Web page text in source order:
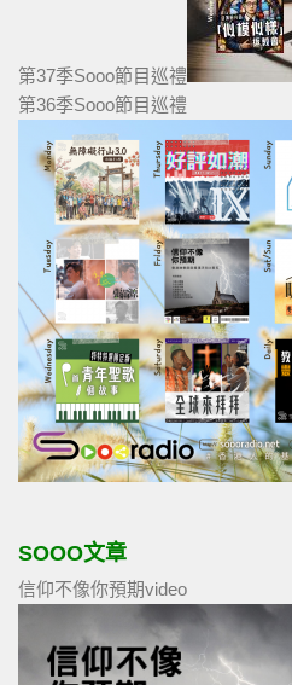
第37季Sooo節目巡禮
第36季Sooo節目巡禮
SOOO文章
信仰不像你預期video